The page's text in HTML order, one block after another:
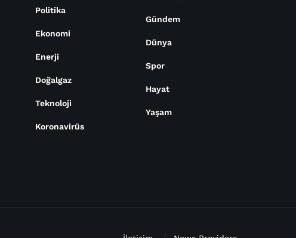
Politika
Ekonomi
Enerji
Doğalgaz
Teknoloji
Koronavirüs
Gündem
Dünya
Spor
Hayat
Yaşam